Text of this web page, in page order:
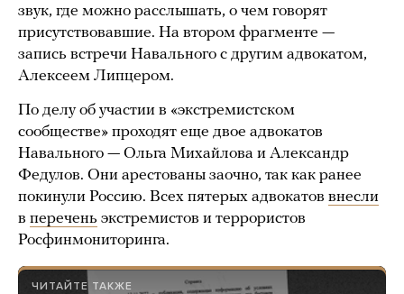
звук, где можно расслышать, о чем говорят
присутствовавшие. На втором фрагменте —
запись встречи Навального с другим адвокатом,
Алексеем Липцером.
По делу об участии в «экстремистском
сообществе» проходят еще двое адвокатов
Навального — Ольга Михайлова и Александр
Федулов. Они арестованы заочно, так как ранее
покинули Россию. Всех пятерых адвокатов внесли
в перечень экстремистов и террористов
Росфинмониторинга.
ЧИТАЙТЕ ТАКЖЕ